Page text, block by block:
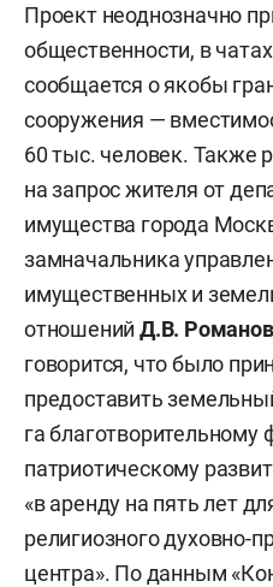
Проект неоднозначно
общественности, в
сообщается о якобы
сооружения —
60 тыс. человек. Также
на запрос жителя от
имущества города
замначальника
имущественных и
отношенийД.В.
говорится, что было
предоставить
га благотворительному
патриотическому
«в аренду на пять лет
религиозного духовно-
центра». По данным